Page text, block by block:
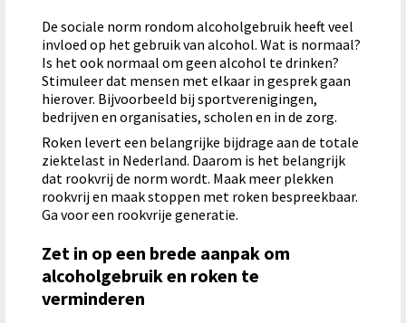
De sociale norm rondom alcoholgebruik heeft veel
invloed op het gebruik van alcohol. Wat is normaal?
Is het ook normaal om geen alcohol te drinken?
Stimuleer dat mensen met elkaar in gesprek gaan
hierover. Bijvoorbeeld bij sportverenigingen,
bedrijven en organisaties, scholen en in de zorg.
Roken levert een belangrijke bijdrage aan de totale
ziektelast in Nederland. Daarom is het belangrijk
dat rookvrij de norm wordt. Maak meer plekken
rookvrij en maak stoppen met roken bespreekbaar.
Ga voor een rookvrije generatie.
Zet in op een brede aanpak om
alcoholgebruik en roken te
verminderen